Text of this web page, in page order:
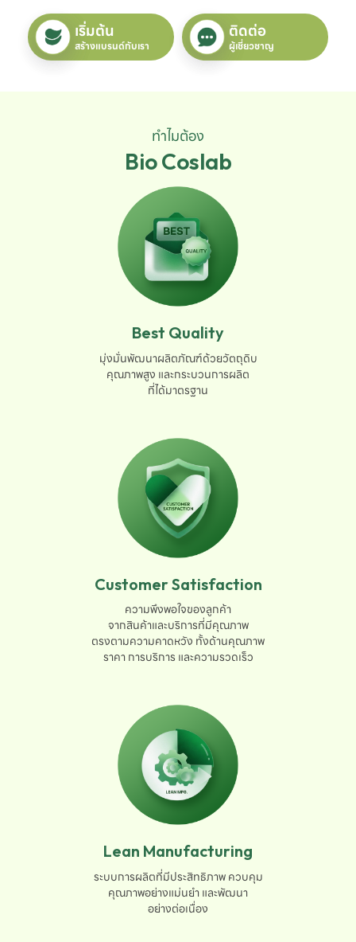
เริ่มต้น
สร้างแบรนด์กับเรา
ติดต่อ
ผู้เชี่ยวชาญ
ทำไมต้อง
Bio Coslab
Best Quality
มุ่งมั่นพัฒนาผลิตภัณฑ์ด้วยวัตถุดิบ
คุณภาพสูง และกระบวนการผลิต
ที่ได้มาตรฐาน
Customer Satisfaction
ความพึงพอใจของลูกค้า
จากสินค้าและบริการที่มีคุณภาพ
ตรงตามความคาดหวัง ทั้งด้านคุณภาพ
ราคา การบริการ และความรวดเร็ว
Lean Manufacturing
ระบบการผลิตที่มีประสิทธิภาพ ควบคุม
คุณภาพอย่างแม่นยำ และพัฒนา
อย่างต่อเนื่อง